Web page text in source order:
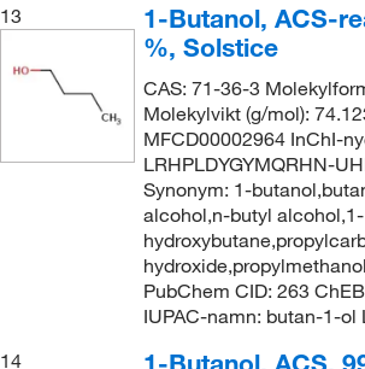
13
1-Butanol, ACS-
%, Solstice
CAS: 71-36-3
Molekylvikt (g/mol):
MFCD00002964 InChI-
LRHPLDYGYMQRHN-
Synonym: 1-
alcohol,n-butyl alcohol,1-
PubChem CID: 263
IUPAC-namn: butan-1-ol
14
1-Butanol, ACS,